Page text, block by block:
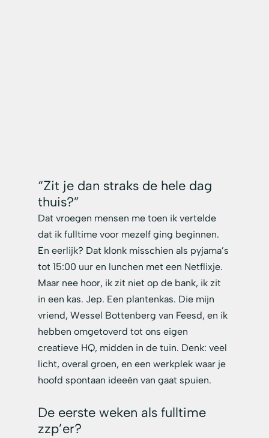
“Zit je dan straks de hele dag
thuis?”
Dat vroegen mensen me toen ik vertelde
dat ik fulltime voor mezelf ging beginnen.
En eerlijk? Dat klonk misschien als pyjama’s
tot 15:00 uur en lunchen met een Netflixje.
Maar nee hoor, ik zit niet op de bank, ik zit
in een kas. Jep. Een plantenkas. Die mijn
vriend, Wessel Bottenberg van Feesd, en ik
hebben omgetoverd tot ons eigen
creatieve HQ, midden in de tuin. Denk: veel
licht, overal groen, en een werkplek waar je
hoofd spontaan ideeën van gaat spuien.
De eerste weken als fulltime
zzp’er?